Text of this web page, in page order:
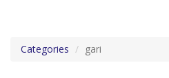
Categories gari